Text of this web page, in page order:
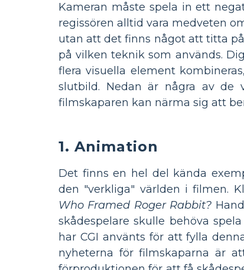
Kameran måste spela in ett
regissören alltid vara medveten
utan att det finns något att titta
på vilken teknik som används.
flera visuella element
slutbild. Nedan är några av de
filmskaparen kan närma sig att
1. Animation
Det finns en hel del kända
den "verkliga" världen i filmen.
Who Framed Roger Rabbit?
skådespelare skulle behöva
har CGI använts för att fylla
nyheterna för filmskaparna är